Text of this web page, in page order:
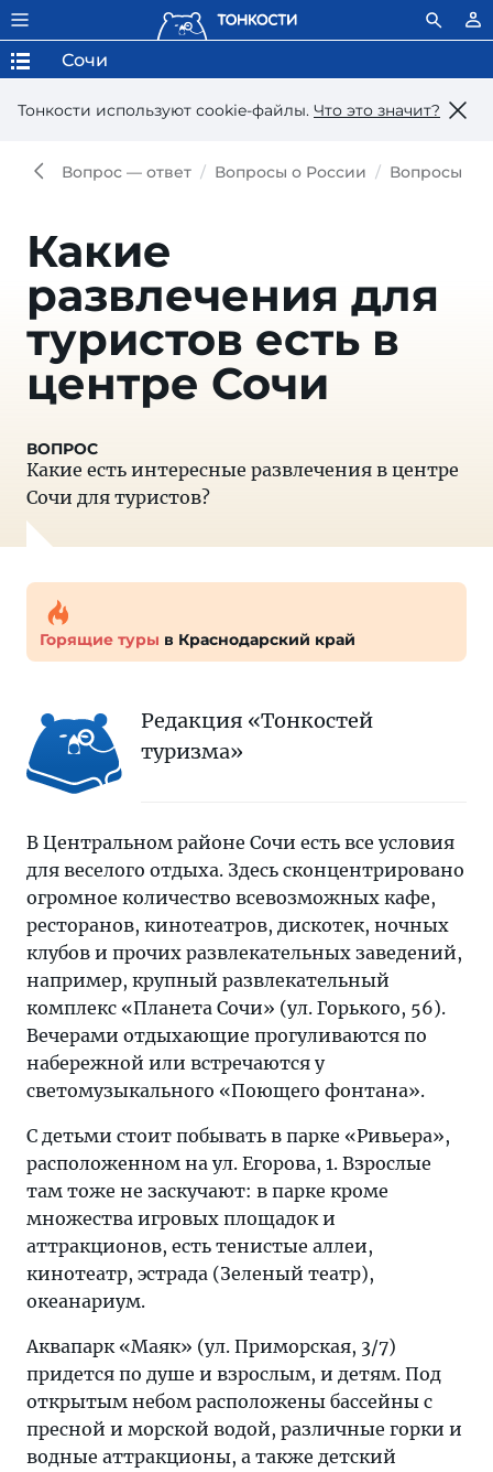
Тонкости используют сookie-файлы. Что это значит?
Сочи
Вопрос — ответ Вопросы о России Вопросы о
Какие
развлечения для
туристов есть в
центре Сочи
Какие есть интересные развлечения в центре
Сочи для туристов?
Горящие туры в Краснодарский край
Редакция «Тонкостей
туризма»
В Центральном районе Сочи есть все условия
для веселого отдыха. Здесь сконцентрировано
огромное количество всевозможных кафе,
ресторанов, кинотеатров, дискотек, ночных
клубов и прочих развлекательных заведений,
например, крупный развлекательный
комплекс «Планета Сочи» (ул. Горького, 56).
Вечерами отдыхающие прогуливаются по
набережной или встречаются у
светомузыкального «Поющего фонтана».
С детьми стоит побывать в парке «Ривьера»,
расположенном на ул. Егорова, 1. Взрослые
там тоже не заскучают: в парке кроме
множества игровых площадок и
аттракционов, есть тенистые аллеи,
кинотеатр, эстрада (Зеленый театр),
океанариум.
Аквапарк «Маяк» (ул. Приморская, 3/7)
придется по душе и взрослым, и детям. Под
открытым небом расположены бассейны с
пресной и морской водой, различные горки и
водные аттракционы, а также детский